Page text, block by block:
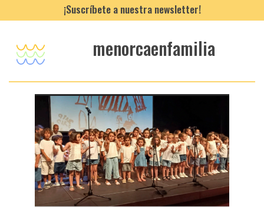
¡Suscríbete a nuestra newsletter!
menorcaenfamilia